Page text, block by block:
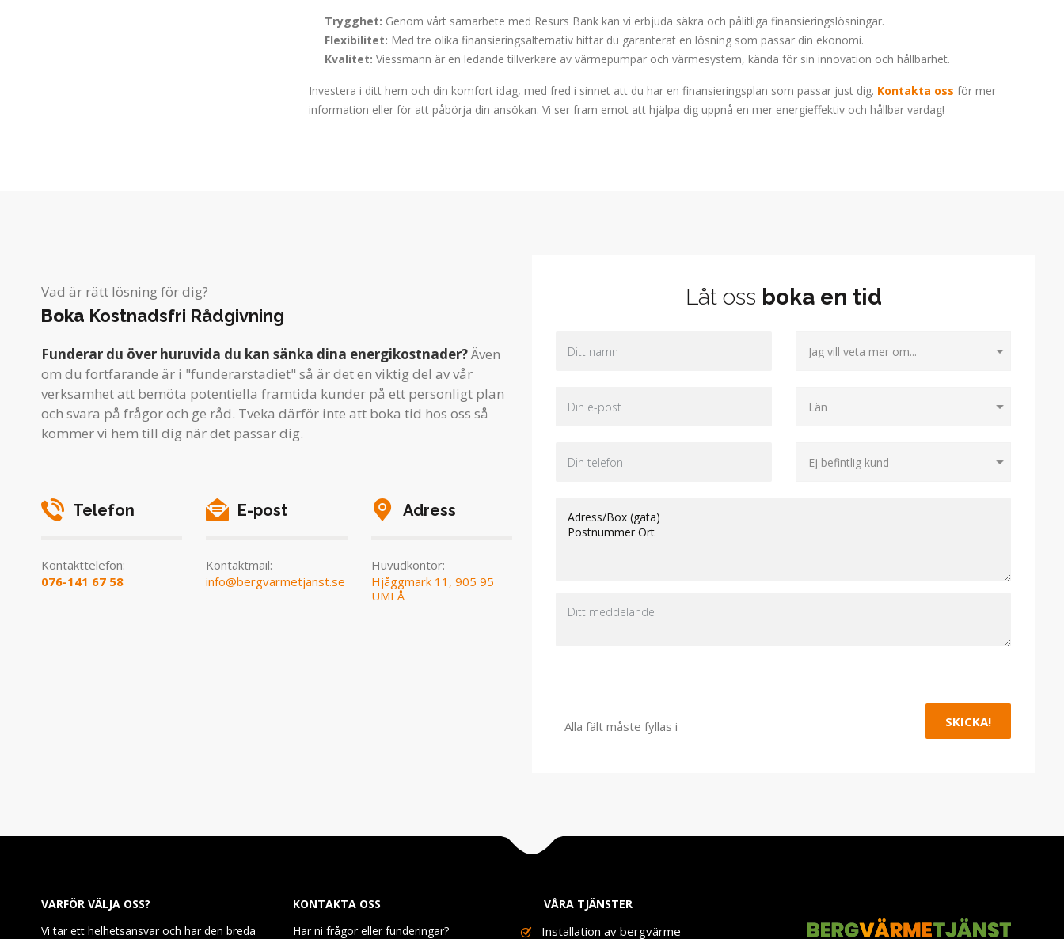
Trygghet: Genom vårt samarbete med Resurs Bank kan vi erbjuda säkra och pålitliga finansieringslösningar.
Flexibilitet: Med tre olika finansieringsalternativ hittar du garanterat en lösning som passar din ekonomi.
Kvalitet: Viessmann är en ledande tillverkare av värmepumpar och värmesystem, kända för sin innovation och hållbarhet.
Investera i ditt hem och din komfort idag, med fred i sinnet att du har en finansieringsplan som passar just dig. Kontakta oss för mer
information eller för att påbörja din ansökan. Vi ser fram emot att hjälpa dig uppnå en mer energieffektiv och hållbar vardag!
Vad är rätt lösning för dig?
Boka Kostnadsfri Rådgivning
Funderar du över huruvida du kan sänka dina energikostnader?Även
om du fortfarande är i "funderarstadiet" så är det en viktig del av vår
verksamhet att bemöta potentiella framtida kunder på ett personligt plan
och svara på frågor och ge råd. Tveka därför inte att boka tid hos oss så
kommer vi hem till dig när det passar dig.
Telefon
Kontakttelefon:
076-141 67 58
E-post
Kontaktmail:
info@bergvarmetjanst.se
Adress
Huvudkontor:
Hjåggmark 11, 905 95
UMEÅ
Låt oss boka en tid
Alla fält måste fyllas i
VARFÖR VÄLJA OSS?
Vi tar ett helhetsansvar och har den breda
KONTAKTA OSS
Har ni frågor eller funderingar?
VÅRA TJÄNSTER
Installation av bergvärme